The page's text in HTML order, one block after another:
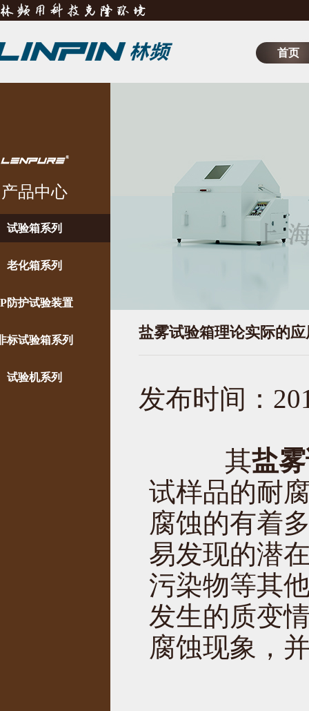
首页
产品中心
试验箱系列
老化箱系列
防护试验装置
标试验箱系列
试验机系列
盐雾试验箱理论实际的
发布时间：
其盐
试样品的耐
腐蚀的有着
易发现的潜
污染物等其
发生的质变
腐蚀现象，